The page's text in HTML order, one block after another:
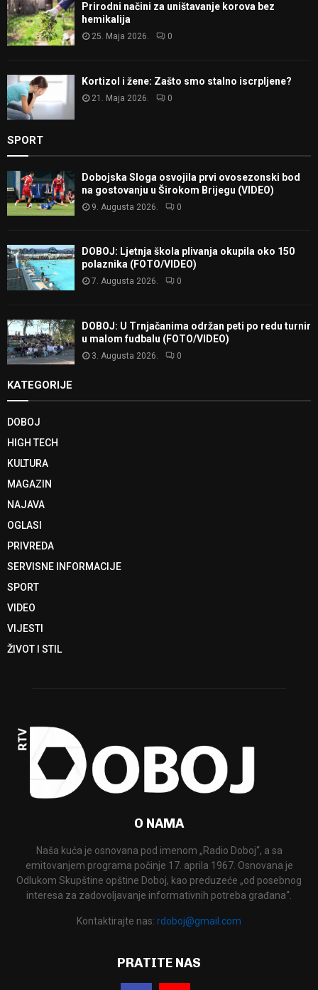
Prirodni načini za uništavanje korova bez
hemikalija
25. Maja 2026. 0
Kortizol i žene: Zašto smo stalno iscrpljene?
21. Maja 2026. 0
SPORT
Dobojska Sloga osvojila prvi ovosezonski bod
na gostovanju u Širokom Brijegu (VIDEO)
9. Augusta 2026. 0
DOBOJ: Ljetnja škola plivanja okupila oko 150
polaznika (FOTO/VIDEO)
7. Augusta 2026. 0
DOBOJ: U Trnjačanima održan peti po redu turnir
u malom fudbalu (FOTO/VIDEO)
3. Augusta 2026. 0
KATEGORIJE
DOBOJ
HIGH TECH
KULTURA
MAGAZIN
NAJAVA
OGLASI
PRIVREDA
SERVISNE INFORMACIJE
SPORT
VIDEO
VIJESTI
ŽIVOT I STIL
O NAMA
Naša kuća je osnovana pod imenom „Radio Doboj“, a sa
emitovanjem programa počinje 17. aprila 1967. Osnovana je
Odlukom Skupštine opštine Doboj, kao preduzeće „od posebnog
interesa za zadovoljavanje informativnih potreba građana“.
Kontaktirajte nas: rdoboj@gmail.com
PRATITE NAS